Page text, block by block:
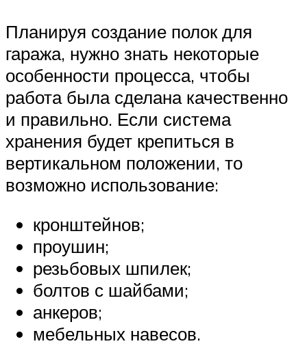
Планируя создание полок для
гаража, нужно знать некоторые
особенности процесса, чтобы
работа была сделана качественно
и правильно. Если система
хранения будет крепиться в
вертикальном положении, то
возможно использование:
кронштейнов;
проушин;
резьбовых шпилек;
болтов с шайбами;
анкеров;
мебельных навесов.